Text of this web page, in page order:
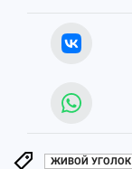
ЖИВОЙ УГОЛОК